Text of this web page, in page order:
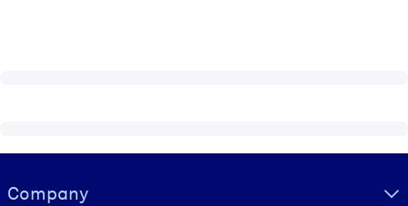
Visually hidden Text
Company